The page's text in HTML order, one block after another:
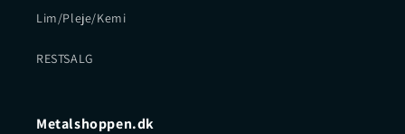
Lim/Pleje/Kemi
RESTSALG
Metalshoppen.dk